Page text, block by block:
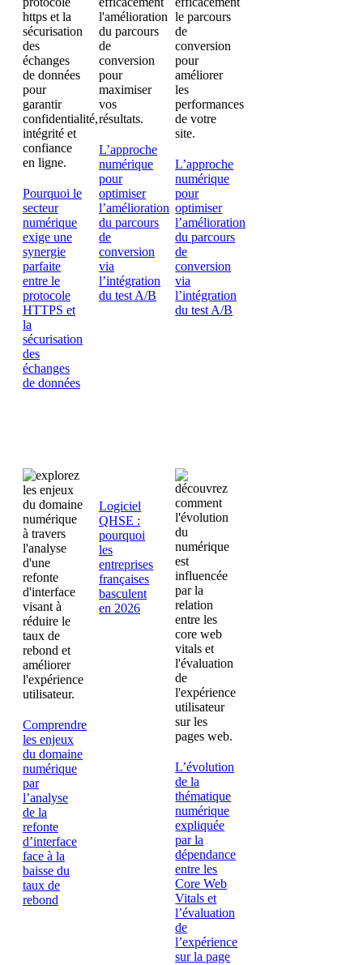
Pourquoi le
secteur
numérique
exige une
synergie
parfaite
entre le
protocole
HTTPS et
la
sécurisation
des
échanges
de données
L’approche
numérique
pour
optimiser
l’amélioration
du parcours
de
conversion
via
l’intégration
du test A/B
L’approche
numérique
pour
optimiser
l’amélioration
du parcours
de
conversion
via
l’intégration
du test A/B
Comprendre
les enjeux
du domaine
numérique
par
l’analyse
de la
refonte
d’interface
face à la
baisse du
taux de
rebond
Logiciel
QHSE :
pourquoi
les
entreprises
françaises
basculent
en 2026
L’évolution
de la
thématique
numérique
expliquée
par la
dépendance
entre les
Core Web
Vitals et
l’évaluation
de
l’expérience
sur la page